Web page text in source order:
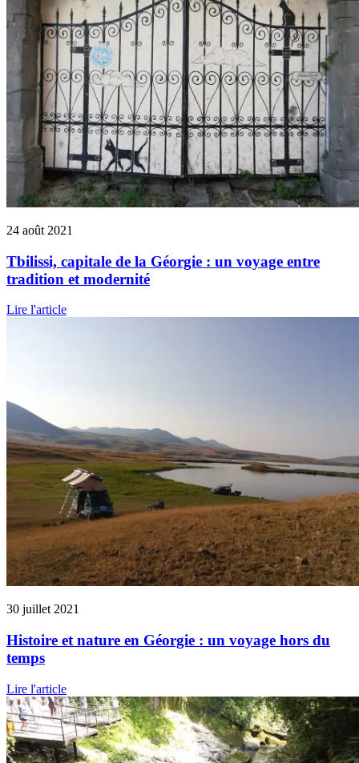
24 août 2021
Tbilissi, capitale de la Géorgie : un voyage entre
tradition et modernité
Lire l'article
30 juillet 2021
Histoire et nature en Géorgie : un voyage hors du
temps
Lire l'article